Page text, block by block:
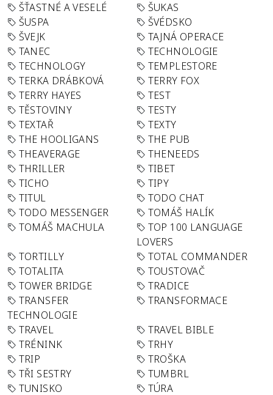
ŠŤASTNÉ A VESELÉ
ŠUKAS
ŠUSPA
ŠVÉDSKO
ŠVEJK
TAJNÁ OPERACE
TANEC
TECHNOLOGIE
TECHNOLOGY
TEMPLESTORE
TERKA DRÁBKOVÁ
TERRY FOX
TERRY HAYES
TEST
TĚSTOVINY
TESTY
TEXTAŘ
TEXTY
THE HOOLIGANS
THE PUB
THEAVERAGE
THENEEDS
THRILLER
TIBET
TICHO
TIPY
TITUL
TODO CHAT
TODO MESSENGER
TOMÁŠ HALÍK
TOMÁŠ MACHULA
TOP 100 LANGUAGE
LOVERS
TORTILLY
TOTAL COMMANDER
TOTALITA
TOUSTOVAČ
TOWER BRIDGE
TRADICE
TRANSFER
TECHNOLOGIE
TRANSFORMACE
TRAVEL
TRAVEL BIBLE
TRÉNINK
TRHY
TRIP
TROŠKA
TŘI SESTRY
TUMBRL
TUNISKO
TÚRA